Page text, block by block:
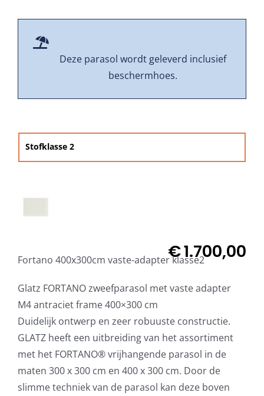
Verlichting
Glatz Vita Collectie
Glatz stofstalen collectie Sampleboeken
Deze parasol wordt geleverd inclusief
beschermhoes.
Stofklasse 2
€1.700,00
Fortano 400x300cm vaste-adapter klasse2
Glatz FORTANO zweefparasol met vaste adapter
M4 antraciet frame 400×300 cm
Duidelijk ontwerp en zeer robuuste constructie.
GLATZ heeft een uitbreiding van het assortiment
met het FORTANO® vrijhangende parasol in de
maten 300 x 300 cm en 400 x 300 cm. Door de
slimme techniek van de parasol kan deze boven